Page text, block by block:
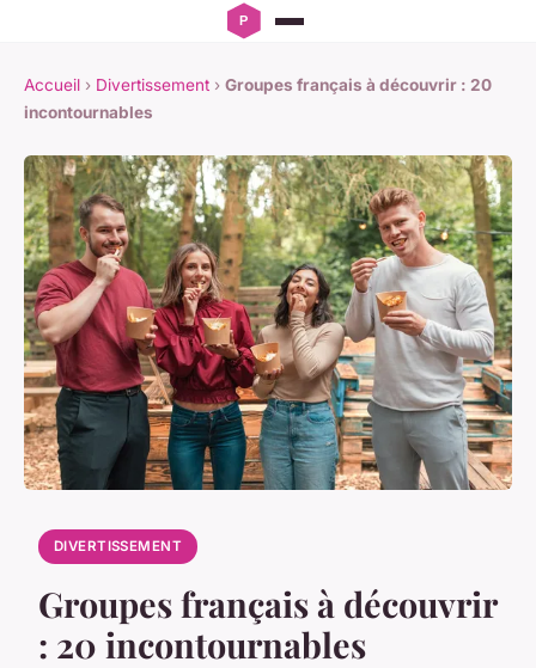
Accueil › Divertissement › Groupes français à découvrir : 20
incontournables
DIVERTISSEMENT
Groupes français à découvrir
: 20 incontournables